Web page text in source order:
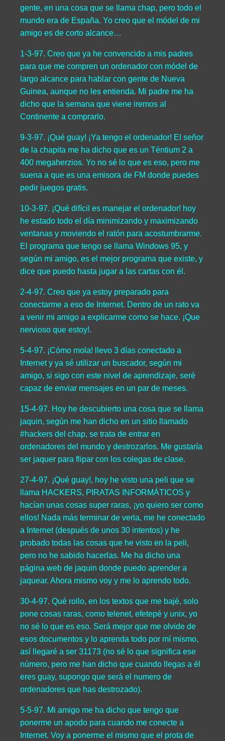
gente, en una cosa que se llama chap, pero todo el
mundo era de España. Yo creo que el módel de mi
amigo es de corto alcance…
1-3-97. Creo que ya he convencido a mis padres
para que me compren un ordenador con módel de
largo alcance para hablar con gente de Nueva
Guinea, aunque no les entienda. Mi padre me ha
dicho que la semana que viene iremos al
Continente a comprarlo.
9-3-97. ¡Qué guay! ¡Ya tengo el ordenador! El señor
de la chapita me ha dicho que es un Téntium 2 a
400 megaherzios. Yo no sé lo que es eso, pero me
suena a que es una emisora de FM donde puedes
pedir juegos gratis.
10-3-97. ¡Qué difícil es manejar el ordenador! hoy
he estado todo el día minimizando y maximizando
ventanas y moviendo el ratón para acostumbrarme.
El programa que tengo se llama Windows 95, y
según mi amigo, es el mejor programa que existe, y
dice que puedo hasta jugar a las cartas con él.
2-4-97. Creo que ya estoy preparado para
conectarme a eso de Internet. Dentro de un rato va
a venir mi amigo a explicarme como se hace. ¡Que
nervioso que estoy!.
5-4-97. ¡Cómo mola! llevo 3 días conectado a
Internet y ya sé utilizar un buscador, según mi
amigo, si sigo con este nivel de aprendizaje, seré
capaz de enviar mensajes en un par de meses.
15-4-97. Hoy he descubierto una cosa que se llama
jaquin, según me han dicho en un sitio llamado
#hackers del chap, se trata de entrar en
ordenadores del mundo y destrozarlos. Me gustaría
ser jaquer para flipar con los colegas de clase.
27-4-97. ¡Qué guay!, hoy he visto una peli que se
llama HACKERS, PIRATAS INFORMÁTICOS y
hacían unas cosas super raras, ¡yo quiero ser como
ellos! Nada más terminar de verla, me he conectado
a Internet (después de unos 30 intentos) y he
probado todas las cosas que he visto en la peli,
pero no he sabido hacerlas. Me ha dicho una
página web de jaquin donde puedo aprender a
jaquear. Ahora mismo voy y me lo aprendo todo.
30-4-97. Qué rollo, en los textos que me bajé, solo
pone cosas raras, como telenet, efetepé y unix, yo
no sé lo que es eso. Será mejor que me olvide de
esos documentos y lo aprenda todo por mí mismo,
así llegaré a ser 31173 (no sé lo que significa ese
número, pero me han dicho que cuando llegas a él
eres guay, supongo que será el numero de
ordenadores que has destrozado).
5-5-97. Mi amigo me ha dicho que tengo que
ponerme un apodo para cuando me conecte a
Internet. Voy a ponerme el mismo que el prota de